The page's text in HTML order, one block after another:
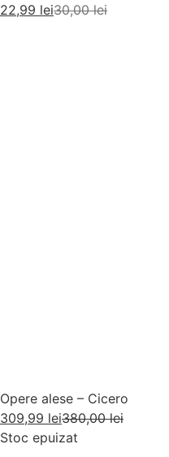
stari si gustari
30,00lei
22,99 lei
Opere alese – Cicero
380,00lei
309,99 lei
Stoc epuizat